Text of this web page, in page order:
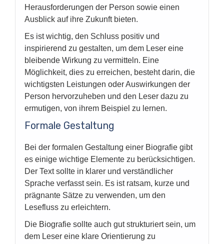
Herausforderungen der Person sowie einen
Ausblick auf ihre Zukunft bieten.
Es ist wichtig, den Schluss positiv und
inspirierend zu gestalten, um dem Leser eine
bleibende Wirkung zu vermitteln. Eine
Möglichkeit, dies zu erreichen, besteht darin, die
wichtigsten Leistungen oder Auswirkungen der
Person hervorzuheben und den Leser dazu zu
ermutigen, von ihrem Beispiel zu lernen.
Formale Gestaltung
Bei der formalen Gestaltung einer Biografie gibt
es einige wichtige Elemente zu berücksichtigen.
Der Text sollte in klarer und verständlicher
Sprache verfasst sein. Es ist ratsam, kurze und
prägnante Sätze zu verwenden, um den
Lesefluss zu erleichtern.
Die Biografie sollte auch gut strukturiert sein, um
dem Leser eine klare Orientierung zu